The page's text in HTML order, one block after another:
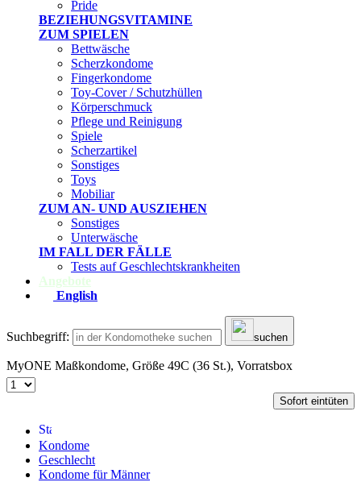
Pride
BEZIEHUNGSVITAMINE
ZUM SPIELEN
Bettwäsche
Scherzkondome
Fingerkondome
Toy-Cover / Schutzhüllen
Körperschmuck
Pflege und Reinigung
Spiele
Scherzartikel
Sonstiges
Toys
Mobiliar
ZUM AN- UND AUSZIEHEN
Sonstiges
Unterwäsche
IM FALL DER FÄLLE
Tests auf Geschlechtskrankheiten
Angebote
English
Suchbegriff: suchen
MyONE Maßkondome, Größe 49C (36 St.), Vorratsbox
Sofort eintüten
Kondome
Geschlecht
Kondome für Männer